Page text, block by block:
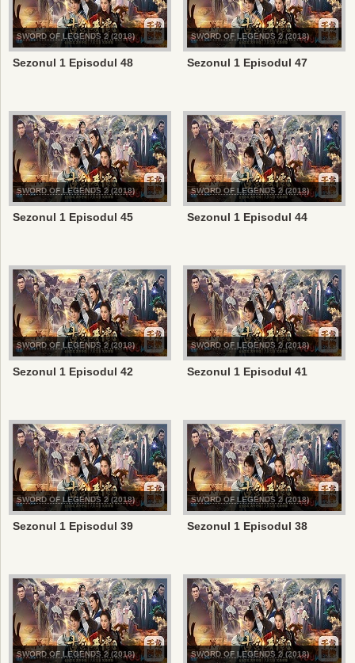
SWORD OF LEGENDS 2 (2018)
Sezonul 1 Episodul 48
SWORD OF LEGENDS 2 (2018)
Sezonul 1 Episodul 47
SWORD OF LEGENDS 2 (2018)
Sezonul 1 Episodul 45
SWORD OF LEGENDS 2 (2018)
Sezonul 1 Episodul 44
SWORD OF LEGENDS 2 (2018)
Sezonul 1 Episodul 42
SWORD OF LEGENDS 2 (2018)
Sezonul 1 Episodul 41
SWORD OF LEGENDS 2 (2018)
Sezonul 1 Episodul 39
SWORD OF LEGENDS 2 (2018)
Sezonul 1 Episodul 38
SWORD OF LEGENDS 2 (2018) SWORD OF LEGENDS 2 (2018)